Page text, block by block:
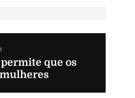
que os